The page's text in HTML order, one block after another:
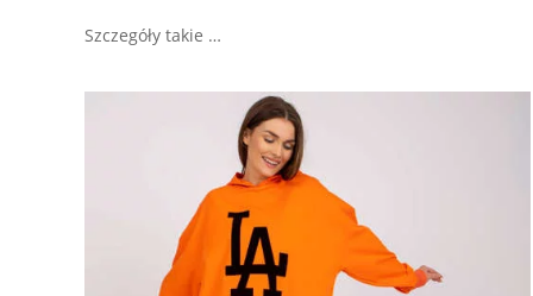
Szczegóły takie …